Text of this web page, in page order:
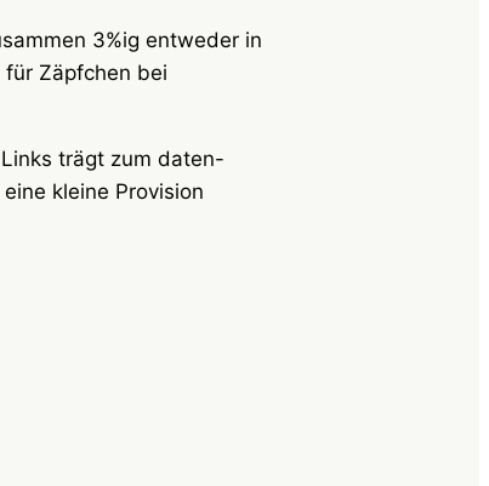
3%ig entweder in
Zäpfchen bei
trägt zum daten-
kleine Provision